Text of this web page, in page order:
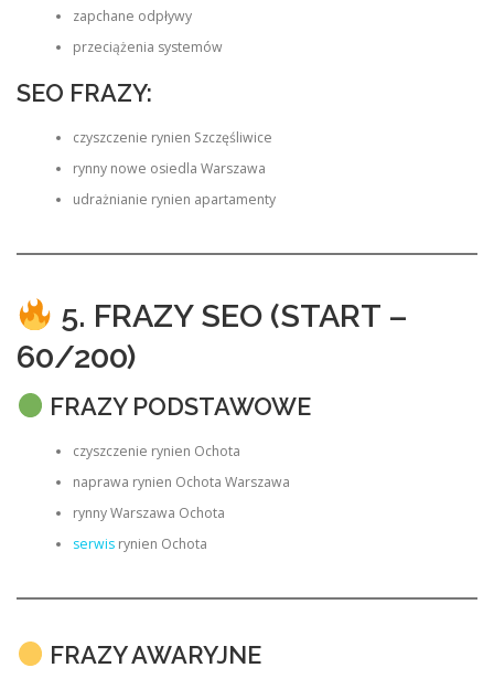
zapchane odpływy
przeciążenia systemów
SEO FRAZY:
czyszczenie rynien Szczęśliwice
rynny nowe osiedla Warszawa
udrażnianie rynien apartamenty
5. FRAZY SEO (START –
60/200)
FRAZY PODSTAWOWE
czyszczenie rynien Ochota
naprawa rynien Ochota Warszawa
rynny Warszawa Ochota
serwisrynien Ochota
FRAZY AWARYJNE